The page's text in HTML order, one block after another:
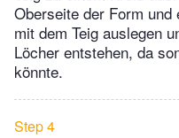
Oberseite der Form
mit dem Teig auslegen
Löcher entstehen, da
könnte.
Step 4